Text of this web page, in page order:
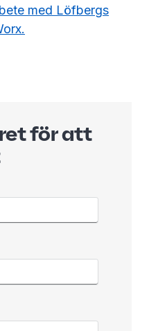
med Löfbergs
för att